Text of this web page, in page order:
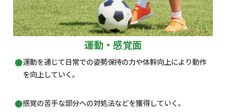
運動・感覚面
運動を通じて日常での姿勢保持の力や体幹向上により動作
を向上していく。
感覚の苦手な部分への対処法などを獲得していく。